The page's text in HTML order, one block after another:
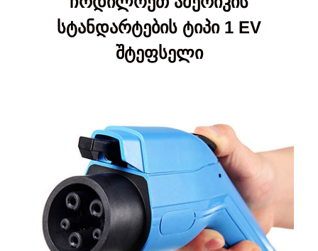
სტანდარტების ტიპი 1 EV
შტეფსელი